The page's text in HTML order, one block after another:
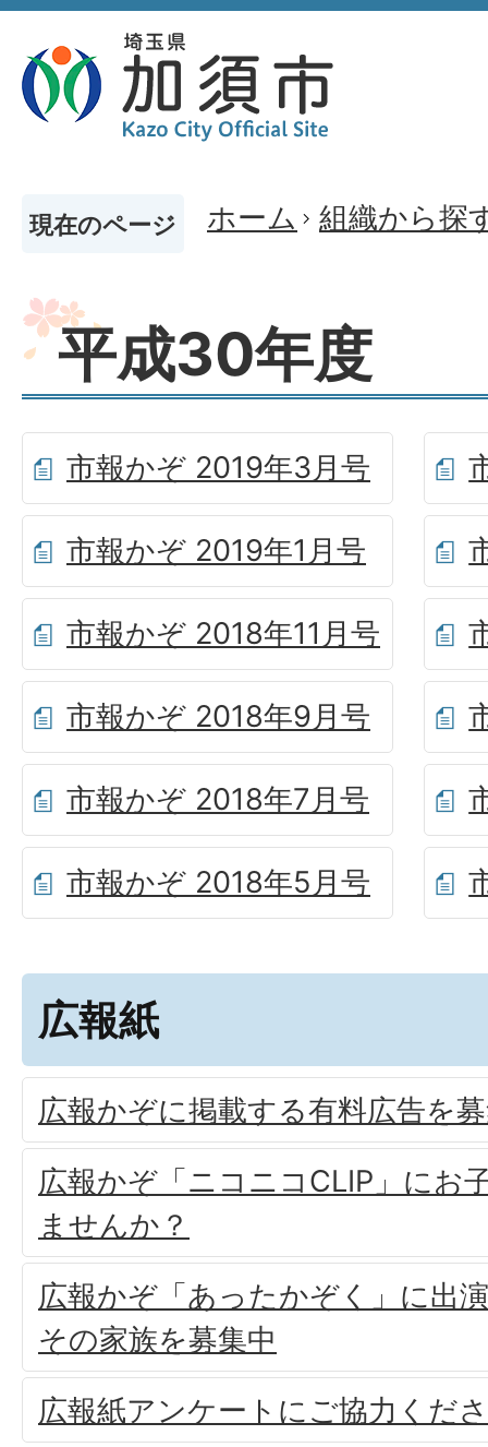
現在のページ ホーム 組織から探
平成30年度
市報かぞ 2019年3月号
市報かぞ 2019年1月号
市報かぞ 2018年11月号
市報かぞ 2018年9月号
市報かぞ 2018年7月号
市報かぞ 2018年5月号
広報紙
広報かぞに掲載する有料広告を
広報かぞ「ニコニコCLIP」にお
ませんか？
広報かぞ「あったかぞく」に出
その家族を募集中
広報紙アンケートにご協力くだ